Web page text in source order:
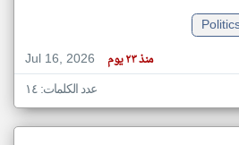
Jul 16, 2026
منذ ٢٣ يوم
عدد الكلمات: ١٤